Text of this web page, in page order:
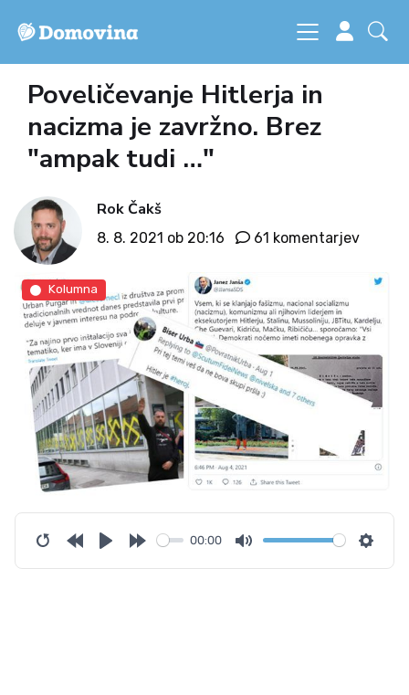
Poveličevanje Hitlerja in
nacizma je zavržno. Brez
"ampak tudi …"
Rok Čakš
8. 8. 2021 ob 20:16 61 komentarjev
Kolumna
00:00